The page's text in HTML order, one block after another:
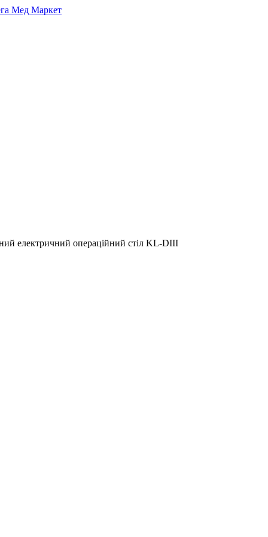
електричний операційний стіл KL-DIII